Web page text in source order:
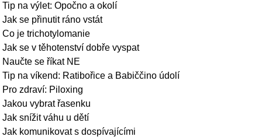
Tip na výlet: Opočno a okolí
Jak se přinutit ráno vstát
Co je trichotylomanie
Jak se v těhotenství dobře vyspat
Naučte se říkat NE
Tip na víkend: Ratibořice a Babiččino údolí
Pro zdraví: Piloxing
Jakou vybrat řasenku
Jak snížit váhu u dětí
Jak komunikovat s dospívajícími